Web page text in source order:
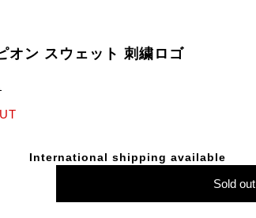
オン スウェット 刺繍ロゴ
International shipping available
Sold out